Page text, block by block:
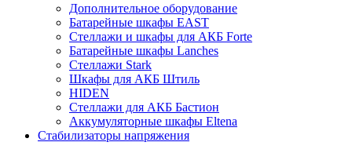
Дополнительное оборудование
Батарейные шкафы EAST
Стеллажи и шкафы для АКБ Forte
Батарейные шкафы Lanches
Стеллажи Stark
Шкафы для АКБ Штиль
HIDEN
Стеллажи для АКБ Бастион
Аккумуляторные шкафы Eltena
Стабилизаторы напряжения